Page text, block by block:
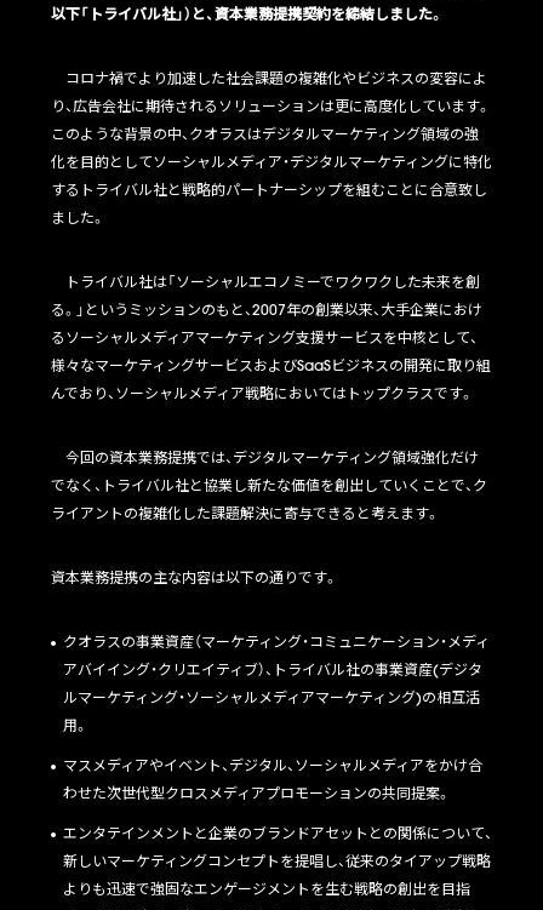
以下「トライバル社」）と、資本業務提携契約を締結しました。
コロナ禍でより加速した社会課題の複雑化やビジネスの変容によ
り、広告会社に期待されるソリューションは更に高度化しています。
このような背景の中、クオラスはデジタルマーケティング領域の強
化を目的としてソーシャルメディア・デジタルマーケティングに特化
するトライバル社と戦略的パートナーシップを組むことに合意致し
ました。
トライバル社は「ソーシャルエコノミーでワクワクした未来を創
る。」というミッションのもと、2007年の創業以来、大手企業におけ
るソーシャルメディアマーケティング支援サービスを中核として、
様々なマーケティングサービスおよびSaaSビジネスの開発に取り組
んでおり、ソーシャルメディア戦略においてはトップクラスです。
今回の資本業務提携では、デジタルマーケティング領域強化だけ
でなく、トライバル社と協業し新たな価値を創出していくことで、ク
ライアントの複雑化した課題解決に寄与できると考えます。
資本業務提携の主な内容は以下の通りです。
クオラスの事業資産（マーケティング・コミュニケーション・メディ
アバイイング・クリエイティブ）、トライバル社の事業資産(デジタ
ルマーケティング・ソーシャルメディアマーケティング)の相互活
用。
マスメディアやイベント、デジタル、ソーシャルメディアをかけ合
わせた次世代型クロスメディアプロモーションの共同提案。
エンタテインメントと企業のブランドアセットとの関係について、
新しいマーケティングコンセプトを提唱し、従来のタイアップ戦略
よりも迅速で強固なエンゲージメントを生む戦略の創出を目指